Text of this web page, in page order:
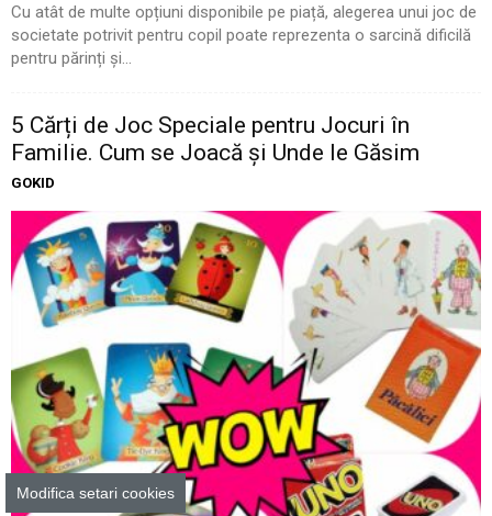
Cu atât de multe opțiuni disponibile pe piață, alegerea unui joc de
societate potrivit pentru copil poate reprezenta o sarcină dificilă
pentru părinți și...
5 Cărți de Joc Speciale pentru Jocuri în
Familie. Cum se Joacă și Unde le Găsim
GOKID
Modifica setari cookies